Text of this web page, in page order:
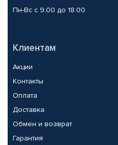
Пн-Вс с 9.00 до 18.00
Клиентам
Акции
Контакты
Оплата
Доставка
Обмен и возврат
Гарантия